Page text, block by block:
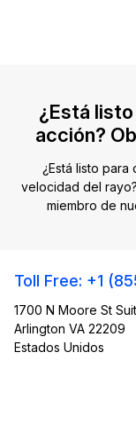
¿Está
acción?
¿Está listo
velocidad del
miembro de
Toll Free: +1
1700 N Moore St
Arlington VA 22209
Estados Unidos